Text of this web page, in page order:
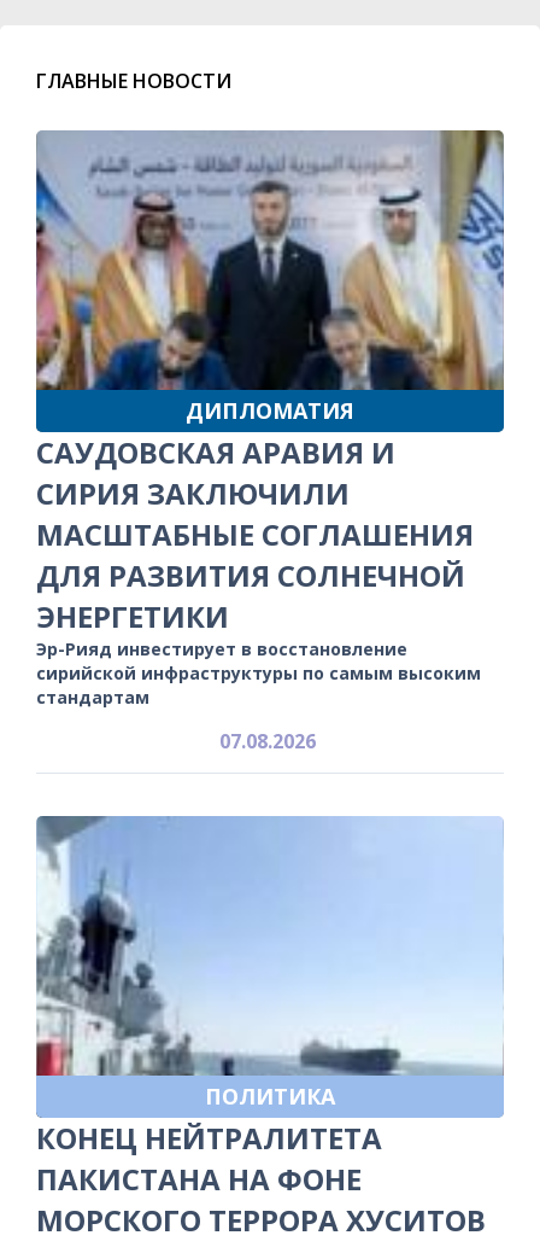
ГЛАВНЫЕ НОВОСТИ
ДИПЛОМАТИЯ
САУДОВСКАЯ АРАВИЯ И
СИРИЯ ЗАКЛЮЧИЛИ
МАСШТАБНЫЕ СОГЛАШЕНИЯ
ДЛЯ РАЗВИТИЯ СОЛНЕЧНОЙ
ЭНЕРГЕТИКИ
Эр-Рияд инвестирует в восстановление
сирийской инфраструктуры по самым высоким
стандартам
07.08.2026
ПОЛИТИКА
КОНЕЦ НЕЙТРАЛИТЕТА
ПАКИСТАНА НА ФОНЕ
МОРСКОГО ТЕРРОРА ХУСИТОВ